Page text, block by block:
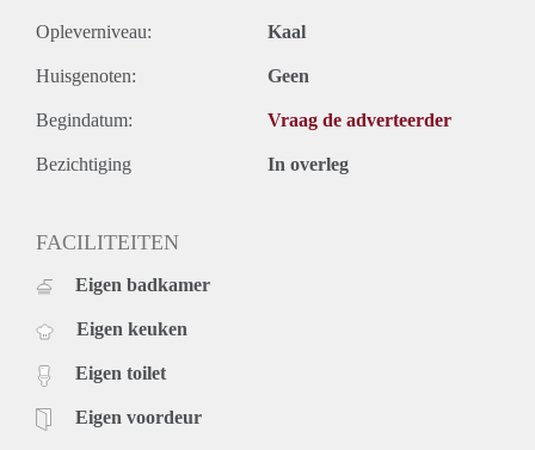
Opleverniveau: Kaal
Huisgenoten: Geen
Begindatum: Vraag de adverteerder
Bezichtiging In overleg
FACILITEITEN
Eigen badkamer
Eigen keuken
Eigen toilet
Eigen voordeur